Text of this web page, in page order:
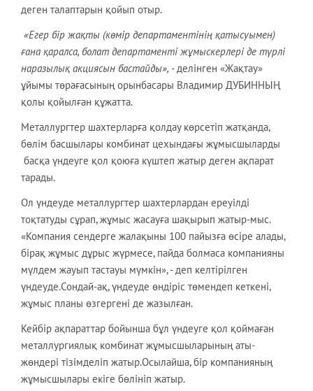
деген талаптарын қойып отыр.
«Егер бір жақты (көмір департаментінің қатысуымен)
ғана қаралса, болат департаменті жұмыскерлері де түрлі
наразылық акциясын бастайды», - делінген «Жақтау»
ұйымы төрағасының орынбасары Владимир ДУБИННЫҢ
қолы қойылған құжатта.
Металлургтер шахтерларға қолдау көрсетіп жатқанда,
бөлім басшылары комбинат цехындағы жұмысшыларды
басқа үндеуге қол қоюға күштеп жатыр деген ақпарат
тарады.
Ол үндеуде металлургтер шахтерлардан ереуілді
тоқтатуды сұрап, жұмыс жасауға шақырып жатыр-мыс.
«Компания сендерге жалақыны 100 пайызға өсіре алады,
бірақ жұмыс дұрыс жүрмесе, пайда болмаса компанияны
мүлдем жауып тастауы мүмкін», - деп келтірілген
үндеуде.Сондай-ақ, үндеуде өндіріс төмендеп кеткені,
жұмыс планы өзгергені де жазылған.
Кейбір ақпараттар бойынша бұл үндеуге қол қоймаған
металлургиялық комбинат жұмысшыларының аты-
жөндері тізімделіп жатыр.Осылайша, бір компанияның
жұмысшылары екіге бөлініп жатыр.